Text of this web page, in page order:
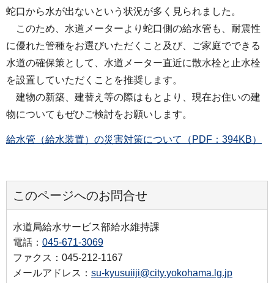
蛇口から水が出ないという状況が多く見られました。
このため、水道メーターより蛇口側の給水管も、耐震性
に優れた管種をお選びいただくこと及び、ご家庭でできる
水道の確保策として、水道メーター直近に散水栓と止水栓
を設置していただくことを推奨します。
建物の新築、建替え等の際はもとより、現在お住いの建
物についてもぜひご検討をお願いします。
給水管（給水装置）の災害対策について（PDF：394KB）
このページへのお問合せ
水道局給水サービス部給水維持課
電話： 045-671-3069
ファクス：045-212-1167
メールアドレス： su-kyusuiiji@city.yokohama.lg.jp